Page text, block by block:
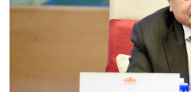
Trước giờ mở cửa
Dòng chảy Kinh tế
Tuyên chiến với gian lận